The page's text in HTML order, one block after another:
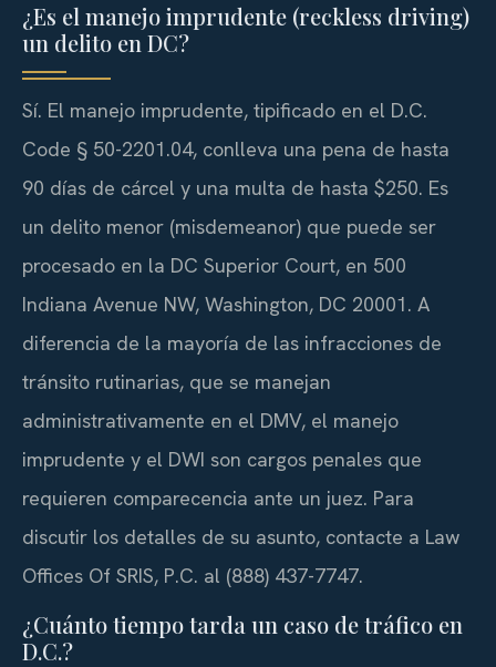
¿Es el manejo imprudente (reckless driving)
un delito en DC?
Sí. El manejo imprudente, tipificado en el D.C.
Code § 50-2201.04, conlleva una pena de hasta
90 días de cárcel y una multa de hasta $250. Es
un delito menor (misdemeanor) que puede ser
procesado en la DC Superior Court, en 500
Indiana Avenue NW, Washington, DC 20001. A
diferencia de la mayoría de las infracciones de
tránsito rutinarias, que se manejan
administrativamente en el DMV, el manejo
imprudente y el DWI son cargos penales que
requieren comparecencia ante un juez. Para
discutir los detalles de su asunto, contacte a Law
Offices Of SRIS, P.C. al (888) 437-7747.
¿Cuánto tiempo tarda un caso de tráfico en
D.C.?